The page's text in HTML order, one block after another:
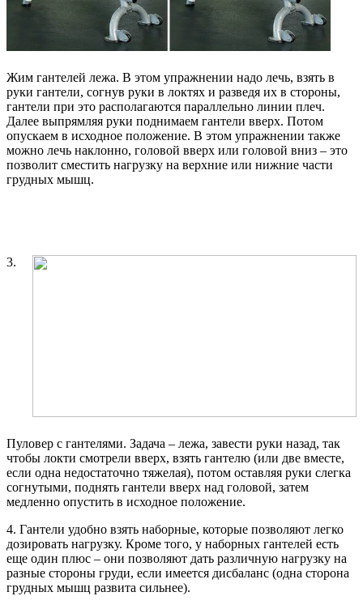
Жим гантелей лежа. В этом упражнении надо лечь, взять в
руки гантели, согнув руки в локтях и разведя их в стороны,
гантели при это располагаются параллельно линии плеч.
Далее выпрямляя руки поднимаем гантели вверх. Потом
опускаем в исходное положение. В этом упражнении также
можно лечь наклонно, головой вверх или головой вниз – это
позволит сместить нагрузку на верхние или нижние части
грудных мышц.
3.
Пуловер с гантелями. Задача – лежа, завести руки назад, так
чтобы локти смотрели вверх, взять гантелю (или две вместе,
если одна недостаточно тяжелая), потом оставляя руки слегка
согнутыми, поднять гантели вверх над головой, затем
медленно опустить в исходное положение.
4. Гантели удобно взять наборные, которые позволяют легко
дозировать нагрузку. Кроме того, у наборных гантелей есть
еще один плюс – они позволяют дать различную нагрузку на
разные стороны груди, если имеется дисбаланс (одна сторона
грудных мышц развита сильнее).